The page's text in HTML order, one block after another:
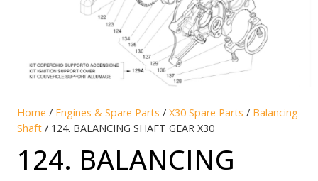
Home / Engines & Spare Parts / X30 Spare Parts / Balancing
Shaft / 124. BALANCING SHAFT GEAR X30
124. BALANCING